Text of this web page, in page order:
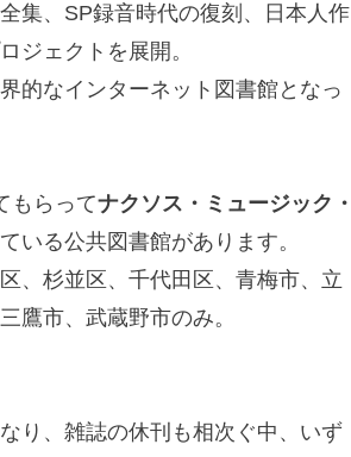
集、SP録音時代の復刻、日本人作
ジェクトを展開。
的なインターネット図書館となっ
もらってナクソス・ミュージック・
いる公共図書館があります。
、杉並区、千代田区、青梅市、立
鷹市、武蔵野市のみ。
り、雑誌の休刊も相次ぐ中、いず